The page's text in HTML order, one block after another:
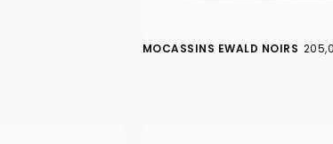
MOCASSINS EWALD NOIRS PRIX